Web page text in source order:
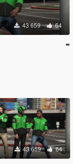
43 659 64
43 659 64